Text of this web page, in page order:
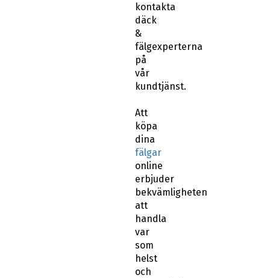
kontakta
däck
&
fälgexperterna
på
vår
kundtjänst.
Att
köpa
dina
fälgar
online
erbjuder
bekvämligheten
att
handla
var
som
helst
och